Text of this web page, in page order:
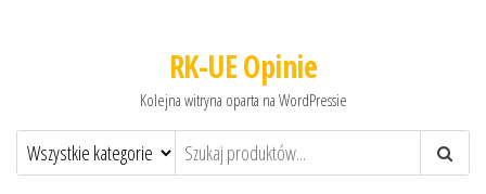
RK-UE Opinie
Kolejna witryna oparta na WordPressie